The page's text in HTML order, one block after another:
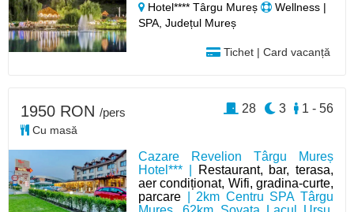
Hotel**** Târgu Mureș
Wellness |
SPA, Județul Mureș
Tichet | Card vacanță
Cazare Revelion Târgu Mureș
Hotel*** |
Restaurant, bar, terasa,
aer condiționat, Wifi, gradina-curte,
parcare | 2km Centru SPA Târgu
1950 RON /pers
Cu masă
1 - 56
3
28